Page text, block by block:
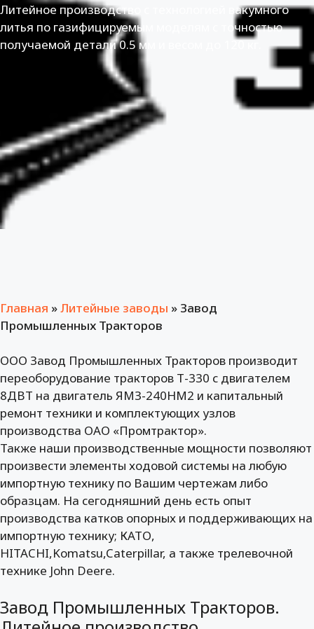
Литейное производство с технологией вакумного
литья по газифицируемым моделям с точностью
получаемой детали 0.5 мм и весом до 120 кг.
Главная »Литейные заводы » Завод
Промышленных Тракторов
ООО Завод Промышленных Тракторов производит
переоборудование тракторов Т-330 с двигателем
8ДВТ на двигатель ЯМЗ-240НМ2 и капитальный
ремонт техники и комплектующих узлов
производства ОАО «Промтрактор».
Также наши производственные мощности позволяют
произвести элементы ходовой системы на любую
импортную технику по Вашим чертежам либо
образцам. На сегодняшний день есть опыт
производства катков опорных и поддерживающих на
импортную технику; КАТО,
HITACHI,Komatsu,Caterpillar, а также трелевочной
технике John Deere.
Завод Промышленных Тракторов.